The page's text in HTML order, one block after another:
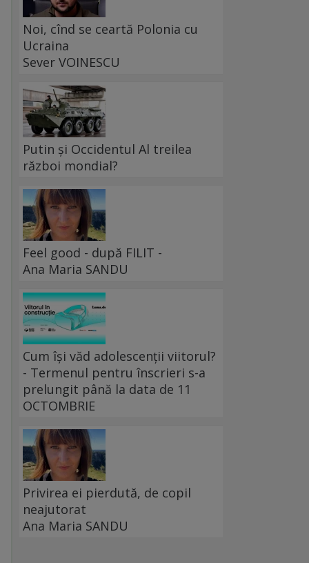
Noi, cînd se ceartă Polonia cu
Ucraina
Sever VOINESCU
Putin și Occidentul Al treilea
război mondial?
Feel good - după FILIT -
Ana Maria SANDU
Cum își văd adolescenții viitorul?
- Termenul pentru înscrieri s-a
prelungit până la data de 11
OCTOMBRIE
Privirea ei pierdută, de copil
neajutorat
Ana Maria SANDU